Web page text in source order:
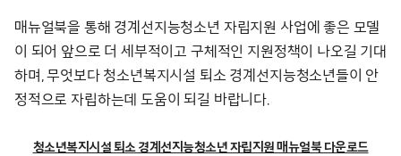
매뉴얼북을 통해 경계선지능청소년 자립지원 사업에 좋은 모델
이 되어 앞으로 더 세부적이고 구체적인 지원정책이 나오길 기대
하며, 무엇보다 청소년복지시설 퇴소 경계선지능청소년들이 안
정적으로 자립하는데 도움이 되길 바랍니다.
청소년복지시설 퇴소 경계선지능청소년 자립지원 매뉴얼북 다운로드